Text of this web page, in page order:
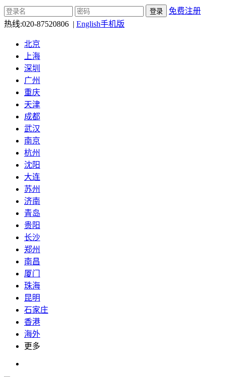
免费注册
热线:020-87520806 | English手机版
北京
上海
深圳
广州
重庆
天津
成都
武汉
南京
杭州
沈阳
大连
苏州
济南
青岛
贵阳
长沙
郑州
南昌
厦门
珠海
昆明
石家庄
香港
海外
更多